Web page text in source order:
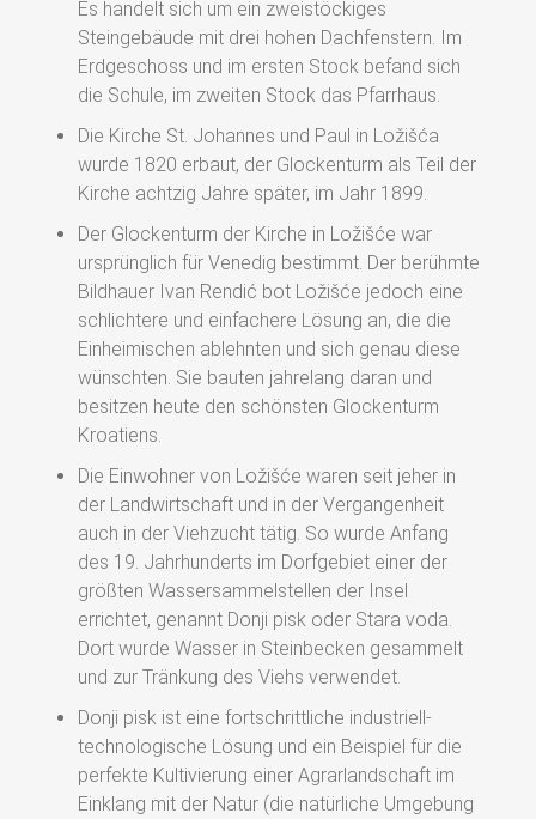
Es handelt sich um ein zweistöckiges
Steingebäude mit drei hohen Dachfenstern. Im
Erdgeschoss und im ersten Stock befand sich
die Schule, im zweiten Stock das Pfarrhaus.
Die Kirche St. Johannes und Paul in Ložišća
wurde 1820 erbaut, der Glockenturm als Teil der
Kirche achtzig Jahre später, im Jahr 1899.
Der Glockenturm der Kirche in Ložišće war
ursprünglich für Venedig bestimmt. Der berühmte
Bildhauer Ivan Rendić bot Ložišće jedoch eine
schlichtere und einfachere Lösung an, die die
Einheimischen ablehnten und sich genau diese
wünschten. Sie bauten jahrelang daran und
besitzen heute den schönsten Glockenturm
Kroatiens.
Die Einwohner von Ložišće waren seit jeher in
der Landwirtschaft und in der Vergangenheit
auch in der Viehzucht tätig. So wurde Anfang
des 19. Jahrhunderts im Dorfgebiet einer der
größten Wassersammelstellen der Insel
errichtet, genannt Donji pisk oder Stara voda.
Dort wurde Wasser in Steinbecken gesammelt
und zur Tränkung des Viehs verwendet.
Donji pisk ist eine fortschrittliche industriell-
technologische Lösung und ein Beispiel für die
perfekte Kultivierung einer Agrarlandschaft im
Einklang mit der Natur (die natürliche Umgebung